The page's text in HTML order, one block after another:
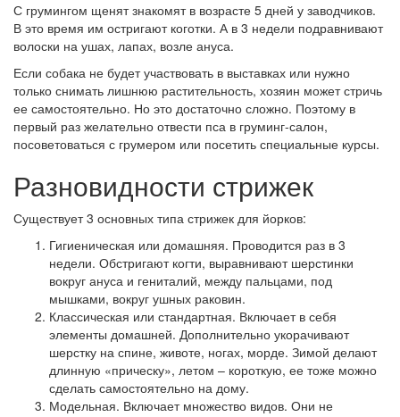
С грумингом щенят знакомят в возрасте 5 дней у заводчиков.
В это время им остригают коготки. А в 3 недели подравнивают
волоски на ушах, лапах, возле ануса.
Если собака не будет участвовать в выставках или нужно
только снимать лишнюю растительность, хозяин может стричь
ее самостоятельно. Но это достаточно сложно. Поэтому в
первый раз желательно отвести пса в груминг-салон,
посоветоваться с грумером или посетить специальные курсы.
Разновидности стрижек
Существует 3 основных типа стрижек для йорков:
Гигиеническая или домашняя. Проводится раз в 3
недели. Обстригают когти, выравнивают шерстинки
вокруг ануса и гениталий, между пальцами, под
мышками, вокруг ушных раковин.
Классическая или стандартная. Включает в себя
элементы домашней. Дополнительно укорачивают
шерстку на спине, животе, ногах, морде. Зимой делают
длинную «прическу», летом – короткую, ее тоже можно
сделать самостоятельно на дому.
Модельная. Включает множество видов. Они не